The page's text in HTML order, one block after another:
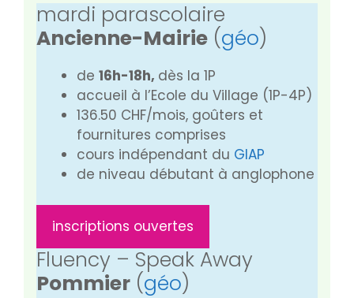
mardi parascolaire
Ancienne-Mairie (géo)
de 16h-18h, dès la 1P
accueil à l’Ecole du Village (1P-4P)
136.50 CHF/mois, goûters et
fournitures comprises
cours indépendant du GIAP
de niveau débutant à anglophone
inscriptions ouvertes
Fluency – Speak Away
Pommier (géo)